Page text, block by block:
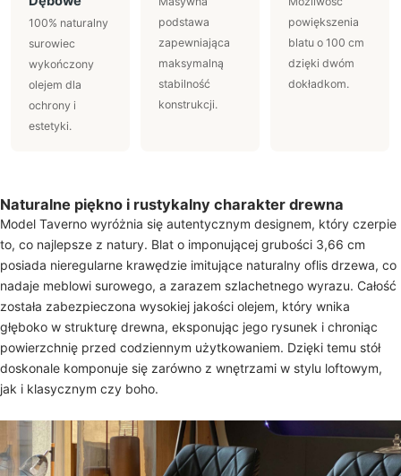
100% naturalny
surowiec
wykończony
olejem dla
ochrony i
estetyki.
podstawa
zapewniająca
maksymalną
stabilność
konstrukcji.
powiększenia
blatu o 100 cm
dzięki dwóm
dokładkom.
Naturalne piękno i rustykalny charakter drewna
Model Taverno wyróżnia się autentycznym designem, który czerpie
to, co najlepsze z natury. Blat o imponującej grubości 3,66 cm
posiada nieregularne krawędzie imitujące naturalny oflis drzewa, co
nadaje meblowi surowego, a zarazem szlachetnego wyrazu. Całość
została zabezpieczona wysokiej jakości olejem, który wnika
głęboko w strukturę drewna, eksponując jego rysunek i chroniąc
powierzchnię przed codziennym użytkowaniem. Dzięki temu stół
doskonale komponuje się zarówno z wnętrzami w stylu loftowym,
jak i klasycznym czy boho.